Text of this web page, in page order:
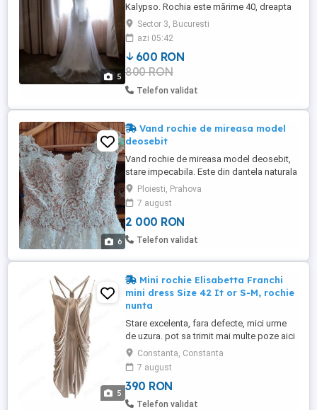
5
Kalypso. Rochia este mărime 40, dreapta
in fata și cu trena scurta in spate. Potrivită
pentru o înălțime de 1.75 m și 55-60 kg.
Are bretele cu flori, bust încorsetat cu
dantela și tull in partea de jos. Culoare
light ivoire. Este purtata o singura data și
curățata profesional. ...
Sector 3, Bucuresti
azi 05:42
600 RON
800 RON
Telefon validat
6
Vand rochie de mireasa model
deosebit
Vand rochie de mireasa model deosebit,
stare impecabila. Este din dantela naturala
cu tul si pietre Swarovsky. Masura 42 44.
Ofer cadou pantofii(masura 36) si voalul.
Ploiesti, Prahova
7 august
2 000 RON
Telefon validat
5
Mini rochie Elisabetta Franchi
mini dress Size 42 It or S-M, rochie
nunta
Stare excelenta, fara defecte, mici urme
de uzura. pot sa trimit mai multe poze aici
sau pe WhatApp Beautiful dress by
Elisabetta Franchi. Suitable for special
occasions. The L label shows the size 42
Italian. This beautiful light beige color
dress looks and feels amazing. Worn
Constanta, Constanta
7 august
390 RON
Telefon validat